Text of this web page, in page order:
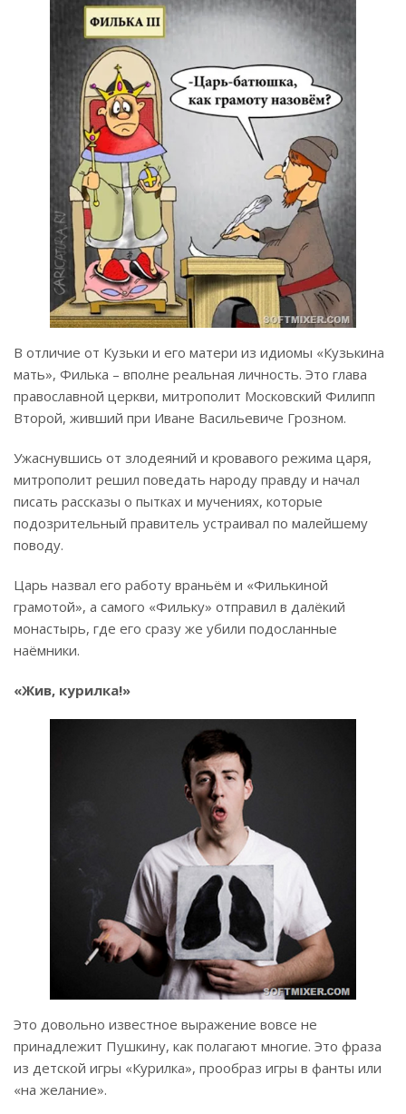
В отличие от Кузьки и его матери из идиомы «Кузькина
мать», Филька – вполне реальная личность. Это глава
православной церкви, митрополит Московский Филипп
Второй, живший при Иване Васильевиче Грозном.
Ужаснувшись от злодеяний и кровавого режима царя,
митрополит решил поведать народу правду и начал
писать рассказы о пытках и мучениях, которые
подозрительный правитель устраивал по малейшему
поводу.
Царь назвал его работу враньём и «Филькиной
грамотой», а самого «Фильку» отправил в далёкий
монастырь, где его сразу же убили подосланные
наёмники.
«Жив, курилка!»
Это довольно известное выражение вовсе не
принадлежит Пушкину, как полагают многие. Это фраза
из детской игры «Курилка», прообраз игры в фанты или
«на желание».